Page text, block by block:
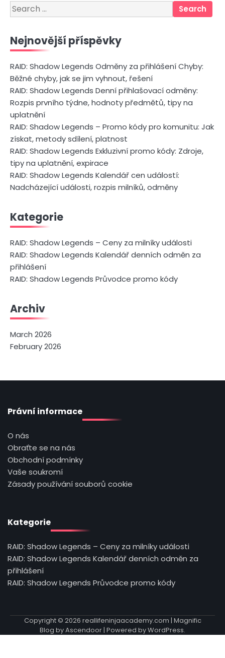
Search
for:
Nejnovější příspěvky
RAID: Shadow Legends Odměny za přihlášení Chyby:
Běžné chyby, jak se jim vyhnout, řešení
RAID: Shadow Legends Denní přihlašovací odměny:
Rozpis prvního týdne, hodnoty předmětů, tipy na
uplatnění
RAID: Shadow Legends – Promo kódy pro komunitu: Jak
získat, metody sdílení, platnost
RAID: Shadow Legends Exkluzivní promo kódy: Zdroje,
tipy na uplatnění, expirace
RAID: Shadow Legends Kalendář cen událostí:
Nadcházející události, rozpis milníků, odměny
Kategorie
RAID: Shadow Legends – Ceny za milníky události
RAID: Shadow Legends Kalendář denních odměn za
přihlášení
RAID: Shadow Legends Průvodce promo kódy
Archiv
March 2026
February 2026
Právní informace
O nás
Obraťte se na nás
Obchodní podmínky
Vaše soukromí
Zásady používání souborů cookie
Kategorie
RAID: Shadow Legends – Ceny za milníky události
RAID: Shadow Legends Kalendář denních odměn za
přihlášení
RAID: Shadow Legends Průvodce promo kódy
Copyright © 2026 reallifeninjaacademy.com | Magnific
Blog byAscendoor | Powered byWordPress.